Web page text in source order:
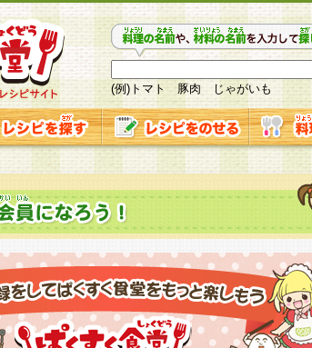
(例)トマト 豚肉 じゃがいも